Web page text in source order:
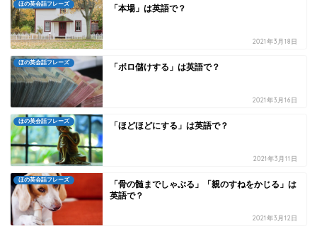
ほの英会話フレーズ 「本場」は英語で？
2021年3月18日
ほの英会話フレーズ 「ボロ儲けする」は英語で？
2021年3月16日
ほの英会話フレーズ 「ほどほどにする」は英語で？
2021年3月11日
ほの英会話フレーズ
「骨の髄までしゃぶる」「親のすねをかじる」は
英語で？
2021年3月12日